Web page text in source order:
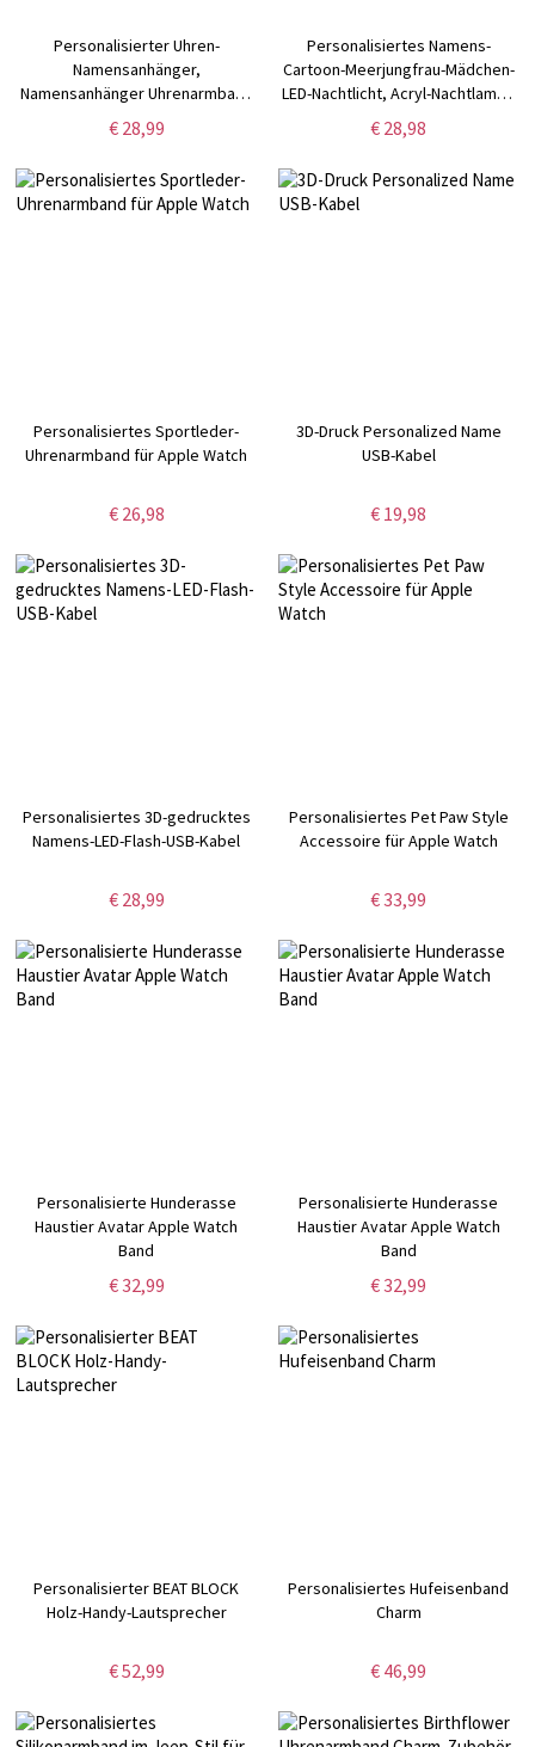
Personalisierter Uhren-
Namensanhänger,
Namensanhänger Uhrenarmband
Schmuck, Apple Watch Zubehör,
Geburtstags-/Muttertagsgeschenk
€ 28,99
Personalisiertes Namens-
Cartoon-Meerjungfrau-Mädchen-
LED-Nachtlicht, Acryl-Nachtlampe
mit Holzsockel, Kinderzimmer-
Dekor, Geburtstagsgeschenk für
€ 28,98
Personalisiertes Sportleder-
Uhrenarmband für Apple Watch
€ 26,98
3D-Druck Personalized Name
USB-Kabel
€ 19,98
Personalisiertes 3D-gedrucktes
Namens-LED-Flash-USB-Kabel
€ 28,99
Personalisiertes Pet Paw Style
Accessoire für Apple Watch
€ 33,99
Personalisierte Hunderasse
Haustier Avatar Apple Watch
Band
€ 32,99
Personalisierte Hunderasse
Haustier Avatar Apple Watch
Band
€ 32,99
Personalisierter BEAT BLOCK
Holz-Handy-Lautsprecher
€ 52,99
Personalisiertes Hufeisenband
Charm
€ 46,99